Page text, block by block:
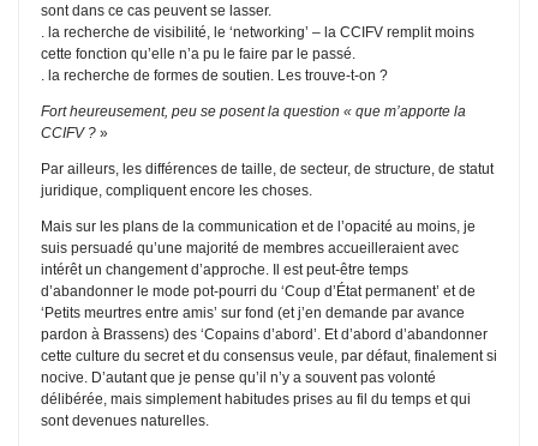
sont dans ce cas peuvent se lasser.
. la recherche de visibilité, le ‘networking’ – la CCIFV remplit moins
cette fonction qu’elle n’a pu le faire par le passé.
. la recherche de formes de soutien. Les trouve-t-on ?
Fort heureusement, peu se posent la question « que m’apporte la
CCIFV ? »
Par ailleurs, les différences de taille, de secteur, de structure, de statut
juridique, compliquent encore les choses.
Mais sur les plans de la communication et de l’opacité au moins, je
suis persuadé qu’une majorité de membres accueilleraient avec
intérêt un changement d’approche. Il est peut-être temps
d’abandonner le mode pot-pourri du ‘Coup d’État permanent’ et de
‘Petits meurtres entre amis’ sur fond (et j’en demande par avance
pardon à Brassens) des ‘Copains d’abord’. Et d’abord d’abandonner
cette culture du secret et du consensus veule, par défaut, finalement si
nocive. D’autant que je pense qu’il n’y a souvent pas volonté
délibérée, mais simplement habitudes prises au fil du temps et qui
sont devenues naturelles.